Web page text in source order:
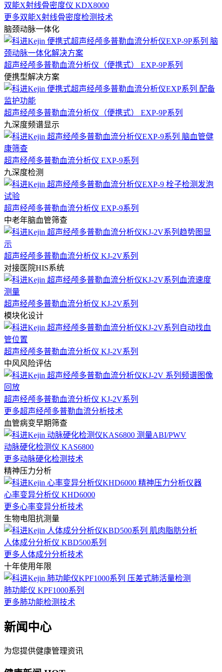
双能X射线骨密度仪 KDX8000
更多双能X射线骨密度检测技术
脑颈动脉一体化
超声经颅多普勒血流分析仪（便携式） EXP-9P系列
便携型解决方案
超声经颅多普勒血流分析仪（便携式） EXP-9P系列
九深度频谱显示
超声经颅多普勒血流分析仪 EXP-9系列
九深度检测
超声经颅多普勒血流分析仪 EXP-9系列
中老年脑血管筛查
超声经颅多普勒血流分析仪 KJ-2V系列
对接医院HIS系统
超声经颅多普勒血流分析仪 KJ-2V系列
模块化设计
超声经颅多普勒血流分析仪 KJ-2V系列
中风风险评估
超声经颅多普勒血流分析仪 KJ-2V系列
更多超声经颅多普勒血流分析技术
血管病变早期筛查
动脉硬化检测仪 KAS6800
更多动脉硬化检测技术
精神压力分析
心率变异分析仪 KHD6000
更多心率变异分析技术
生物电阻抗测量
人体成分分析仪 KBD500系列
更多人体成分分析技术
十年使用年限
肺功能仪 KPF1000系列
更多肺功能检测技术
新闻中心
为您提供健康管理资讯